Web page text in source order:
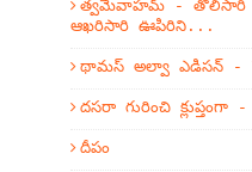
త్వమేవాహమ్‌ - తొలిసారి
ఆఖరిసారి ఊపిరిని...
థామస్ అల్వా ఎడిసన్ -
దసరా గురించి
దీపం